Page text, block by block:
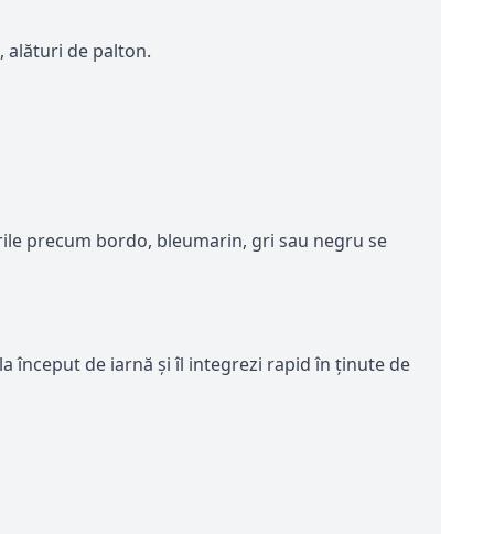
alături de palton.
precum bordo, bleumarin, gri sau negru se
început de iarnă și îl integrezi rapid în ținute de